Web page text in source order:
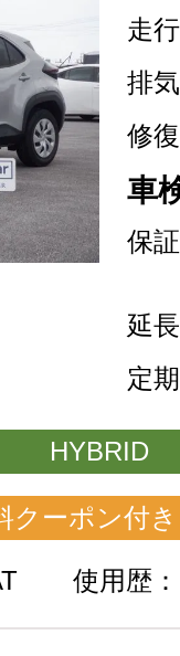
走
排
修
車
保証
延
定
HYBRID
クーポン付き
使用歴